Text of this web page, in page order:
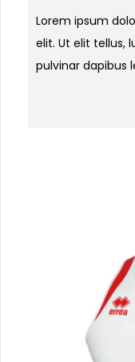
Lorem ipsum
elit. Ut elit tellus,
pulvinar dapibus